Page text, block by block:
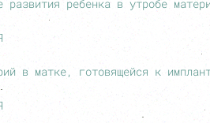
развития ребенка в утробе
в матке, готовящейся к